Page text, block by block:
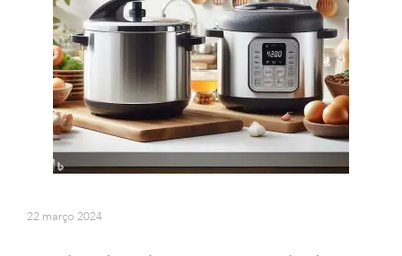
22 março 2024